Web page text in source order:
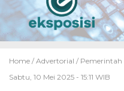
Home / Advertorial / Pemerintah
Sabtu, 10 Mei 2025 - 15:11 WIB